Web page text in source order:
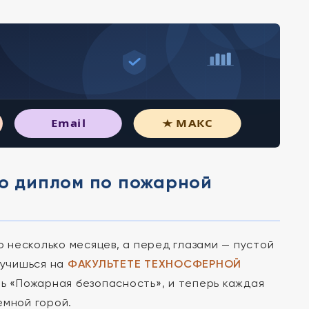
Email ★ МАКС
диплом по пожарной
месяцев, а перед глазами — пустой
на ФАКУЛЬТЕТЕ ТЕХНОСФЕРНОЙ
«Пожарная безопасность», и теперь каждая
горой.